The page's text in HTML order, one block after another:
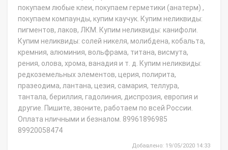
покупаем любые клеи, покупаем герметики (анатерм) ,
покупаем компаунды, купим каучук. Купим неликвиды:
пигментов, лаков, ЛКМ. Купим неликвиды: канифоли.
Купим неликвиды: солей никеля, молибдена, кобальта,
кремния, алюминия, вольфрама, титана, висмута,
рения, олова, хрома, ванадия и т. д. Купим неликвиды:
редкоземельных элементов, церия, полирита,
празеодима, лантана, цезия, самария, теллура,
тантала, бериллия, гадолиния, диспрозия, европия и
другие. Пишите, звоните, работаем по всей России.
Оплата нличными и безналом. 89961896985
89920058474
Добавлено: 19/05/2020 14:33